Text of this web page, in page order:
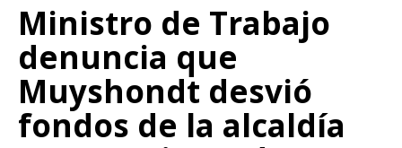
Ministro de Trabajo
denuncia que
Muyshondt desvió
fondos de la alcaldía